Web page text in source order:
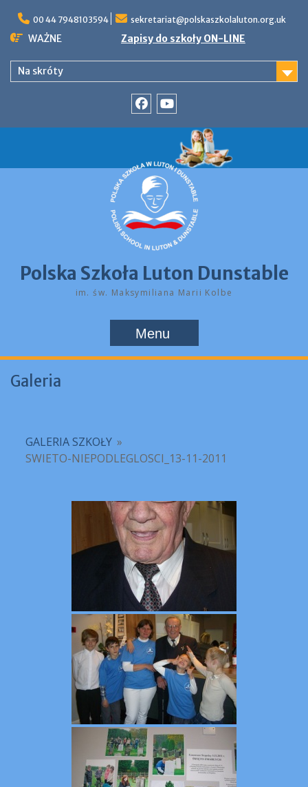
content
00 44 7948103594 sekretariat@polskaszkolaluton.org.uk
WAŻNE Zapisy do szkoły ON-LINE
Na skróty
Polska Szkoła Luton Dunstable
im. św. Maksymiliana Marii Kolbe
Menu
Galeria
GALERIA SZKOŁY »
SWIETO-NIEPODLEGLOSCI_13-11-2011